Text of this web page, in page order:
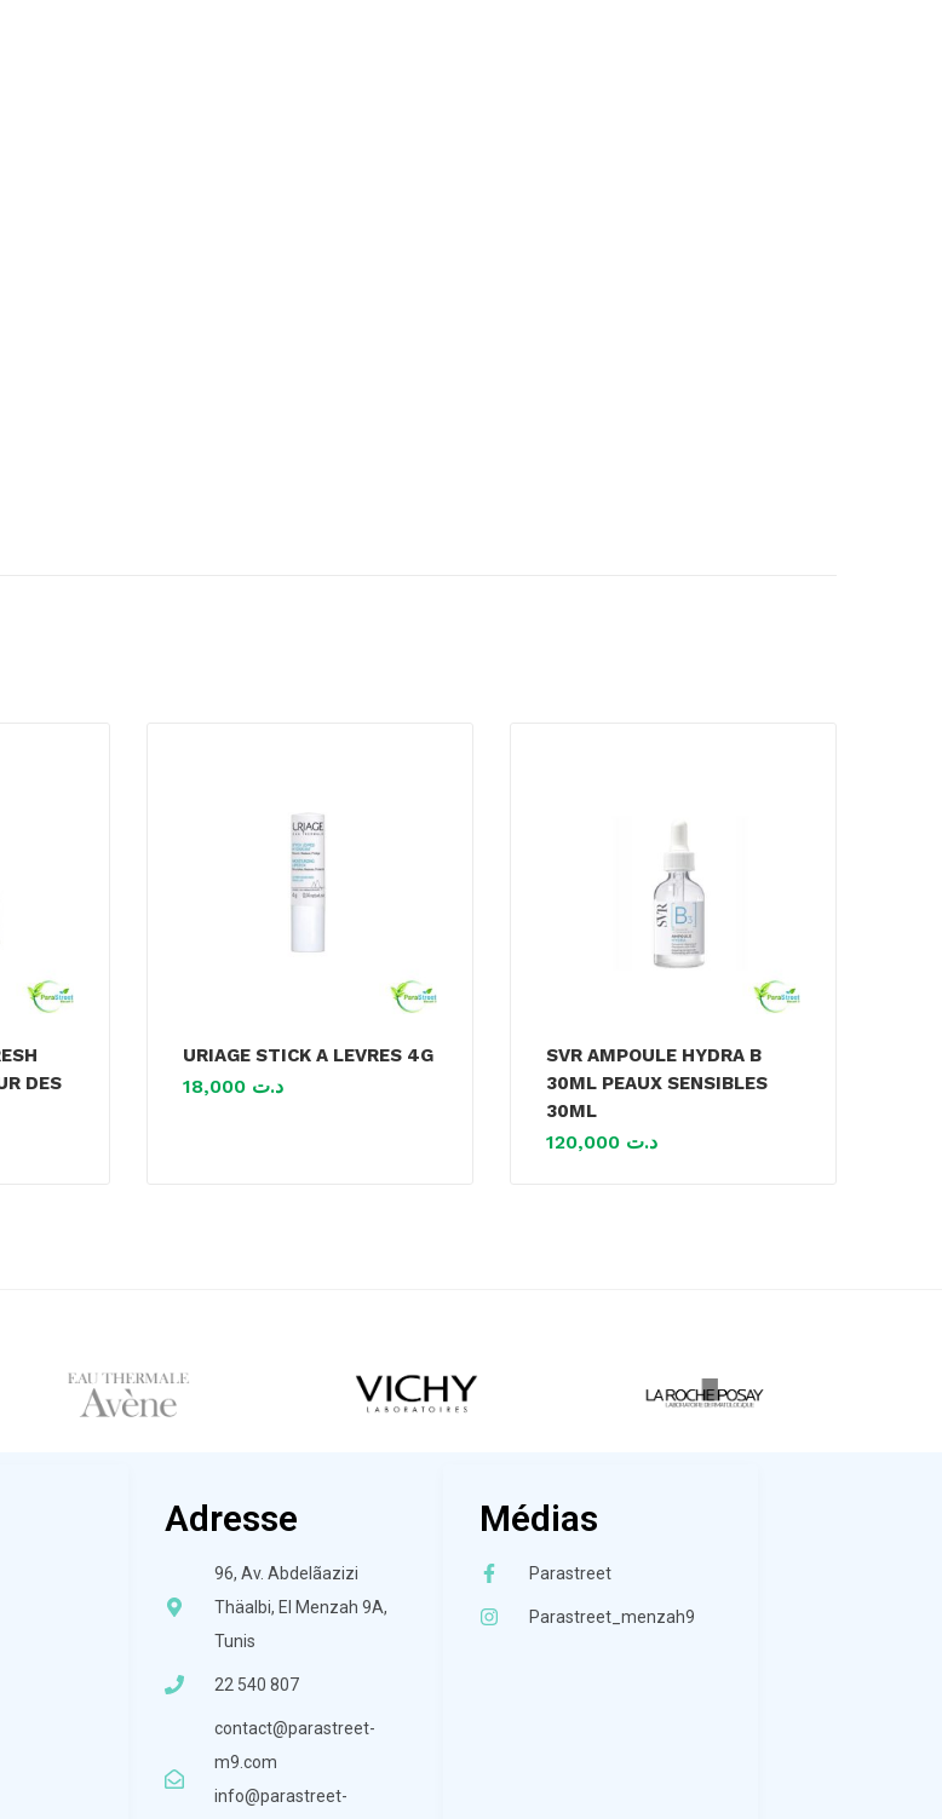
DES
URIAGE STICK A LEVRES 4G
د.ت
SVR AMPOULE HYDRA B
30ML PEAUX SENSIBLES
30ML
د.ت
Adresse
96, Av. Abdelãazizi
Thäalbi, El Menzah 9A,
Tunis
22 540 807
contact@parastreet-
m9.com
info@parastreet-
Médias
Parastreet
Parastreet_menzah9